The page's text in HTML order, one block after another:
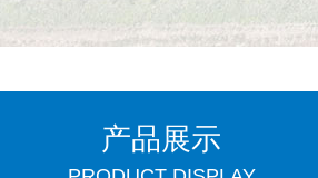
产品展示